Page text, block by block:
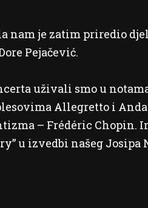
nam je zatim priredio
Pejačević.
uživali smo u
Allegretto i
– Frédéric
u izvedbi našeg Josipa